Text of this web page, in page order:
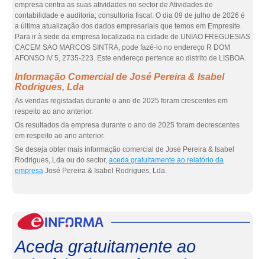
empresa centra as suas atividades no sector de Atividades de
contabilidade e auditoria; consultoria fiscal. O dia 09 de julho de 2026 é
a última atualização dos dados empresariais que temos em Empresite.
Para ir à sede da empresa localizada na cidade de UNIAO FREGUESIAS
CACEM SAO MARCOS SINTRA, pode fazê-lo no endereço R DOM
AFONSO IV 5, 2735-223. Este endereço pertence ao distrito de LISBOA.
Informação Comercial de José Pereira & Isabel
Rodrigues, Lda
As vendas registadas durante o ano de 2025 foram crescentes em
respeito ao ano anterior.
Os resultados da empresa durante o ano de 2025 foram decrescentes
em respeito ao ano anterior.
Se deseja obter mais informação comercial de José Pereira & Isabel
Rodrigues, Lda ou do sector, aceda gratuitamente ao relatório da
empresa José Pereira & Isabel Rodrigues, Lda.
Aceda gratuitamente ao